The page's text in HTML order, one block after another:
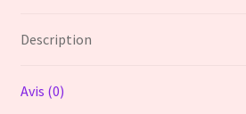
VALAIS
Description
Avis (0)